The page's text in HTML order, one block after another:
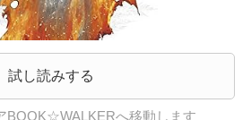
試し読みする
BOOK☆WALKERへ移動します